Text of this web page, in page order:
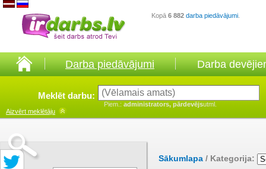
Kopā 6 882 darba piedāvājumi
Darba piedāvājumi Darba
Meklēt darbu:
Piem.: administrators, pārdevējsutml.
Aizvērt meklētāju
Sākumlapa / Kategorija: